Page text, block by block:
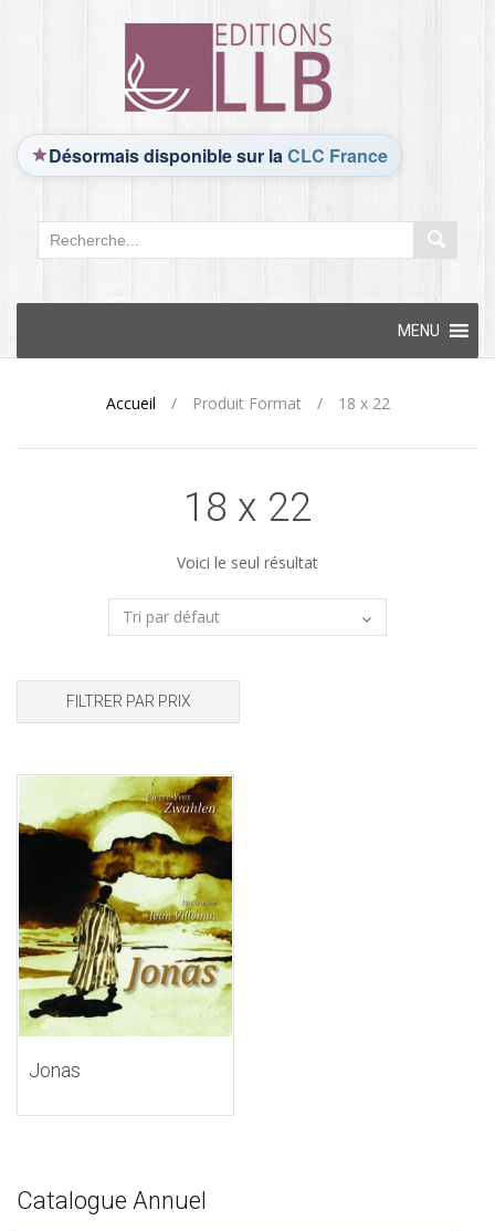
Désormais disponible sur laCLC France
content
MENU
Accueil / Produit Format / 18 x 22
18 x 22
Voici le seul résultat
FILTRER PAR PRIX
Jonas
Catalogue Annuel